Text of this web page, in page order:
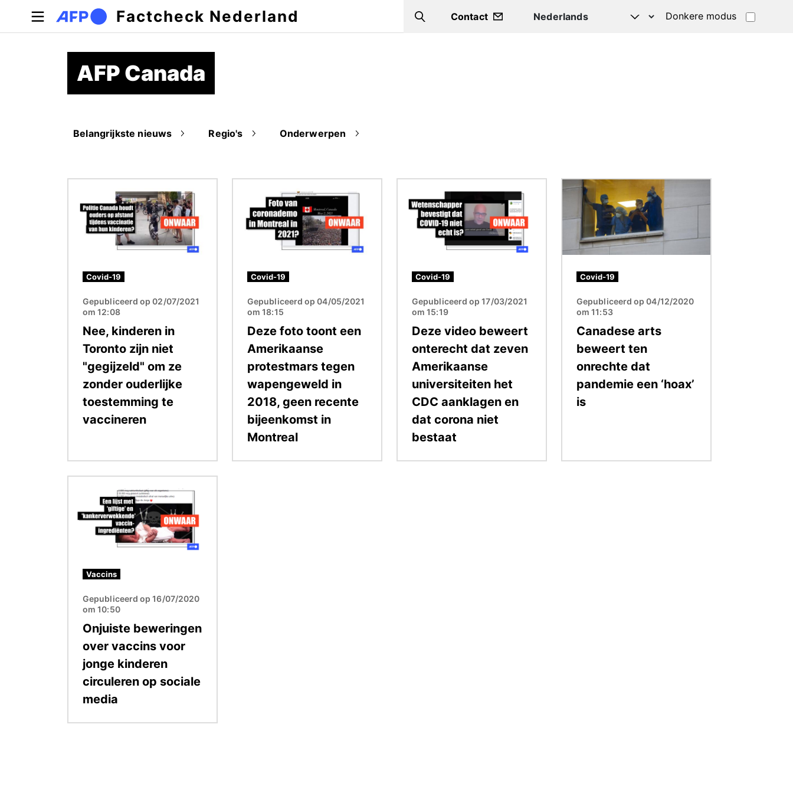
Overslaan en naar de inhoud gaan
Factcheck Nederland Search
Contact Donkere modus
AFP Canada
Belangrijkste nieuws Regio's Onderwerpen
Covid-19
Gepubliceerd op 02/07/2021
om 12:08
Nee, kinderen in
Toronto zijn niet
"gegijzeld" om ze
zonder ouderlijke
toestemming te
vaccineren
Covid-19
Gepubliceerd op 04/05/2021
om 18:15
Deze foto toont een
Amerikaanse
protestmars tegen
wapengeweld in
2018, geen recente
bijeenkomst in
Montreal
Covid-19
Gepubliceerd op 17/03/2021
om 15:19
Deze video beweert
onterecht dat zeven
Amerikaanse
universiteiten het
CDC aanklagen en
dat corona niet
bestaat
Afbeelding
Covid-19
Gepubliceerd op 04/12/2020
om 11:53
Canadese arts
beweert ten
onrechte dat
pandemie een ‘hoax’
is
Vaccins
Gepubliceerd op 16/07/2020
om 10:50
Onjuiste beweringen
over vaccins voor
jonge kinderen
circuleren op sociale
media